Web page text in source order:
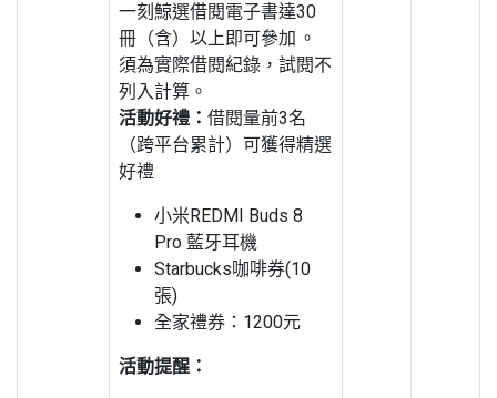
一刻鯨選借閱電子書達30
冊（含）以上即可參加 。
須為實際借閱紀錄，試閱不
列入計算。
活動好禮： 借閱量前3名
（跨平台累計）可獲得精選
好禮
小米REDMI Buds 8
Pro 藍牙耳機
Starbucks咖啡券(10
張)
全家禮券：1200元
活動提醒：